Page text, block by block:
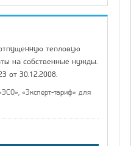
тепловую
на собственные нужды.
от 30.12.2008.
«Эксперт-тариф» для